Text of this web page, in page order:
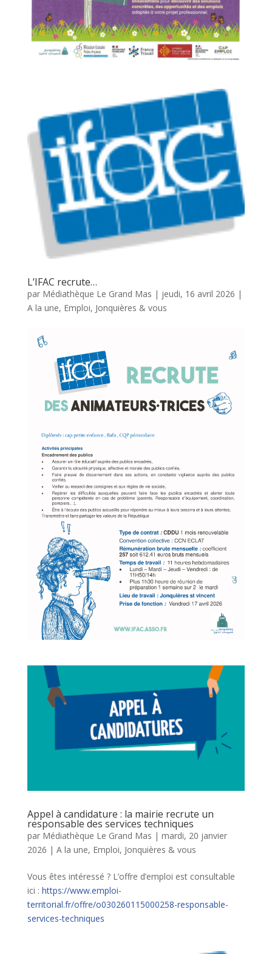
L’IFAC recrute…
par Médiathèque Le Grand Mas | jeudi, 16 avril 2026 |
A la une, Emploi, Jonquières & vous
Appel à candidature : la mairie recrute un
responsable des services techniques
par Médiathèque Le Grand Mas | mardi, 20 janvier
2026 | A la une, Emploi, Jonquières & vous
Vous êtes intéressé ? L’offre d’emploi est consultable
ici : https://www.emploi-
territorial.fr/offre/o030260115000258-responsable-
services-techniques